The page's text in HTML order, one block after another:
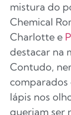
mistura do
Chemical
Charlotte e
destacar na
Contudo,
comparados
lápis nos
queriam ser